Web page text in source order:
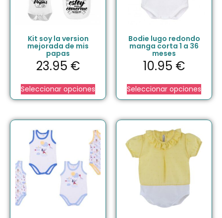
Kit soy la version
mejorada de mis
papas
23.95 €
Seleccionar opciones
Bodie lugo redondo
manga corta 1 a 36
meses
10.95 €
Seleccionar opciones